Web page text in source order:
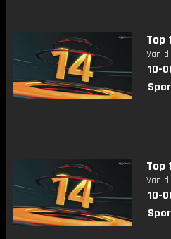
Top
Van
10-
Top
Van
10-